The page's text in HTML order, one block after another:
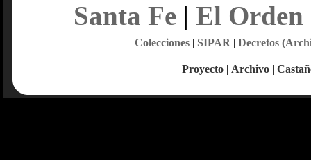
Santa Fe| El Orden
Colecciones| SIPAR | Decretos
Proyecto | Archivo |